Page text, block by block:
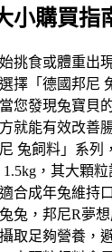
小購買指
挑食或體重出
擇「德國邦尼
您發現兔寶貝
就能有效改善
兔飼料」系列
，其大顆
合成年兔維持
兔，邦尼R夢
取足夠營養，